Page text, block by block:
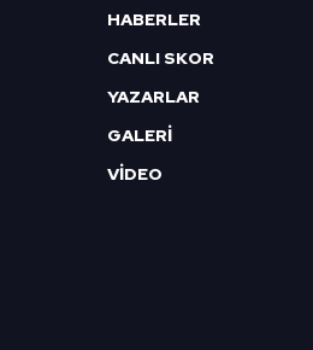
6698 sayılı Kişisel
HABERLER
CANLI SKOR
YAZARLAR
GALERİ
VİDEO